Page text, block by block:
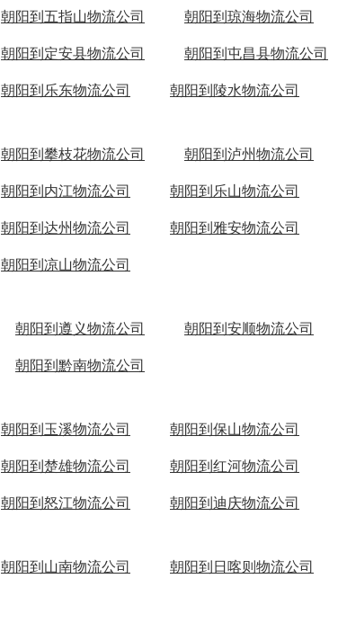
朝阳到五指山物流公司 朝阳到琼海物流公司
朝阳到定安县物流公司 朝阳到屯昌县物流公司
朝阳到乐东物流公司 朝阳到陵水物流公司
朝阳到攀枝花物流公司 朝阳到泸州物流公司
朝阳到内江物流公司 朝阳到乐山物流公司
朝阳到达州物流公司 朝阳到雅安物流公司
朝阳到凉山物流公司
朝阳到遵义物流公司 朝阳到安顺物流公司
朝阳到黔南物流公司
朝阳到玉溪物流公司 朝阳到保山物流公司
朝阳到楚雄物流公司 朝阳到红河物流公司
朝阳到怒江物流公司 朝阳到迪庆物流公司
朝阳到山南物流公司 朝阳到日喀则物流公司